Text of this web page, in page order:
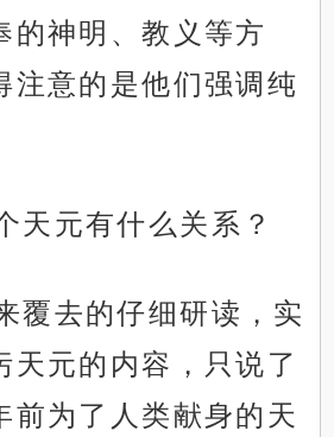
的神明、教义等方
注意的是他们强调纯
天元有什么关系？
覆去的仔细研读，实
天元的内容，只说了
前为了人类献身的天